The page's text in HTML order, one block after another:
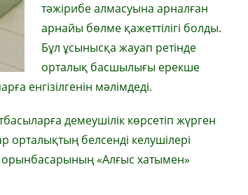
тәжірибе алмасуына арналған
арнайы бөлме қажеттілігі болды.
Бұл ұсынысқа жауап ретінде
орталық басшылығы ерекше
енгізілгенін мәлімдеді.
демеушілік көрсетіп жүрген
белсенді келушілері
орынбасарының «Алғыс хатымен»